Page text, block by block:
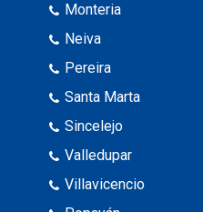
Monteria
Neiva
Pereira
Santa Marta
Sincelejo
Valledupar
Villavicencio